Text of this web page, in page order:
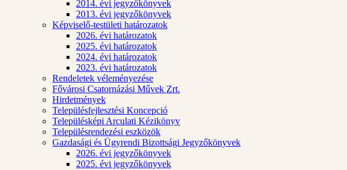
2014. évi jegyzőkönyvek
2013. évi jegyzőkönyvek
Képviselő-testületi határozatok
2026. évi határozatok
2025. évi határozatok
2024. évi határozatok
2023. évi határozatok
Rendeletek véleményezése
Fővárosi Csatornázási Művek Zrt.
Hirdetmények
Településfejlesztési Koncepció
Településképi Arculati Kézikönyv
Településrendezési eszközök
Gazdasági és Ügyrendi Bizottsági Jegyzőkönyvek
2026. évi jegyzőkönyvek
2025. évi jegyzőkönyvek